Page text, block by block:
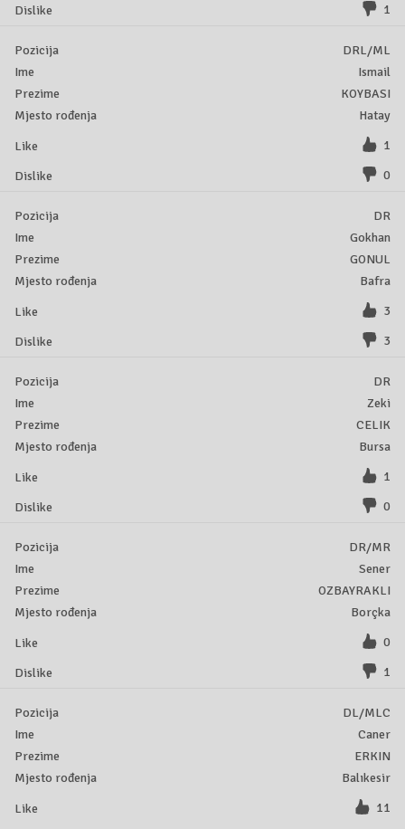
1
DRL/ML
Ismail
KOYBASI
Hatay
1
0
DR
Gokhan
GONUL
Bafra
3
3
DR
Zeki
CELIK
Bursa
1
0
DR/MR
Sener
OZBAYRAKLI
Borçka
0
1
DL/MLC
Caner
ERKIN
Balıkesir
11